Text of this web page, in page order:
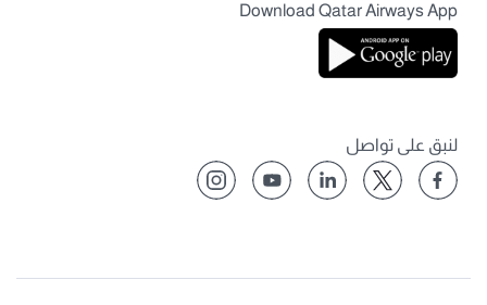
Download Qatar Airways App
لنبق على تواصل